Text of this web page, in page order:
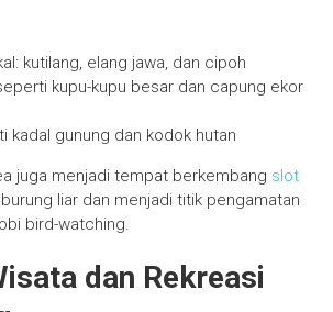
kutilang, elang jawa, dan cipoh
kupu-kupu besar dan capung ekor
kadal gunung dan kodok hutan
juga menjadi tempat berkembang slot
liar dan menjadi titik pengamatan
bird-watching.
dan Rekreasi